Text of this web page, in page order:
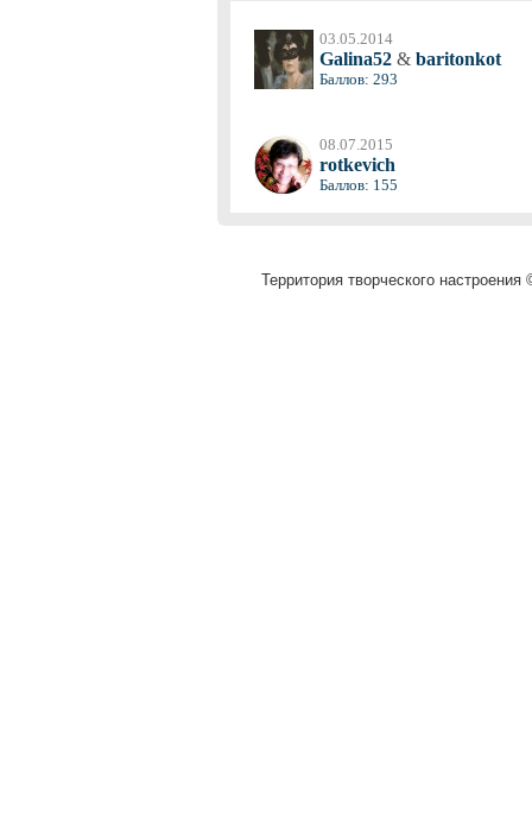
03.05.2014
Galina52 & baritonkot
Баллов: 293
08.07.2015
rotkevich
Баллов: 155
Территория творческого